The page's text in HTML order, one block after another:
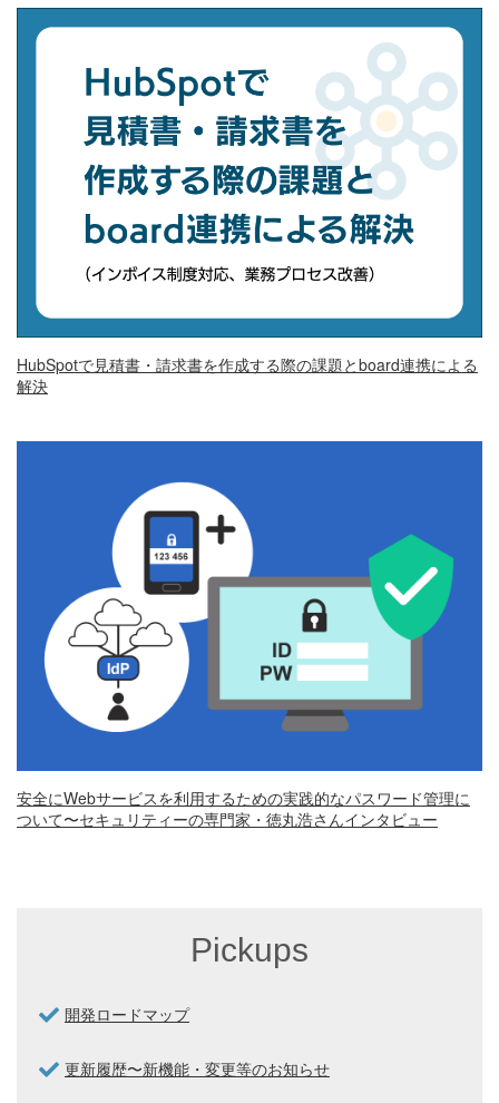
HubSpotで見積書・請求書を作成する際の課題とboard連携による
解決
安全にWebサービスを利用するための実践的なパスワード管理に
ついて〜セキュリティーの専門家・徳丸浩さんインタビュー
Pickups
開発ロードマップ
更新履歴〜新機能・変更等のお知らせ